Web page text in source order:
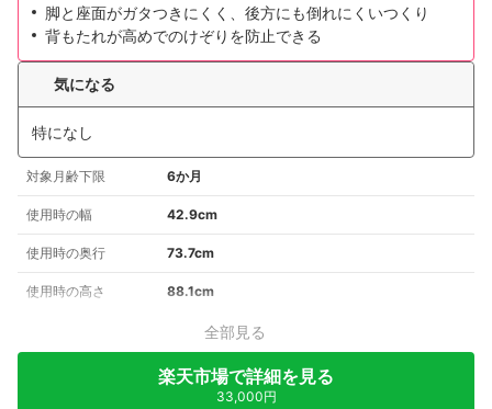
脚と座面がガタつきにくく、後方にも倒れにくいつくり
背もたれが高めでのけぞりを防止できる
気になる
特になし
対象月齢下限 6か月
使用時の幅 42.9cm
使用時の奥行 73.7cm
使用時の高さ 88.1cm
全部見る
楽天市場で詳細を見る
33,000円